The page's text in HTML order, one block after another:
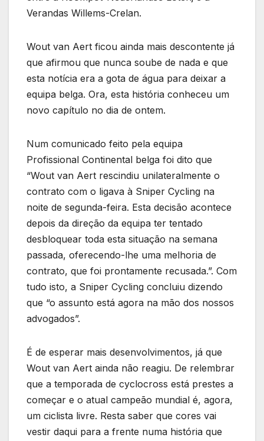
Verandas Willems-Crelan.
Wout van Aert ficou ainda mais descontente já
que afirmou que nunca soube de nada e que
esta notícia era a gota de água para deixar a
equipa belga. Ora, esta história conheceu um
novo capítulo no dia de ontem.
Num comunicado feito pela equipa
Profissional Continental belga foi dito que
“Wout van Aert rescindiu unilateralmente o
contrato com o ligava à Sniper Cycling na
noite de segunda-feira. Esta decisão acontece
depois da direção da equipa ter tentado
desbloquear toda esta situação na semana
passada, oferecendo-lhe uma melhoria de
contrato, que foi prontamente recusada.”. Com
tudo isto, a Sniper Cycling concluiu dizendo
que “o assunto está agora na mão dos nossos
advogados”.
É de esperar mais desenvolvimentos, já que
Wout van Aert ainda não reagiu. De relembrar
que a temporada de cyclocross está prestes a
começar e o atual campeão mundial é, agora,
um ciclista livre. Resta saber que cores vai
vestir daqui para a frente numa história que